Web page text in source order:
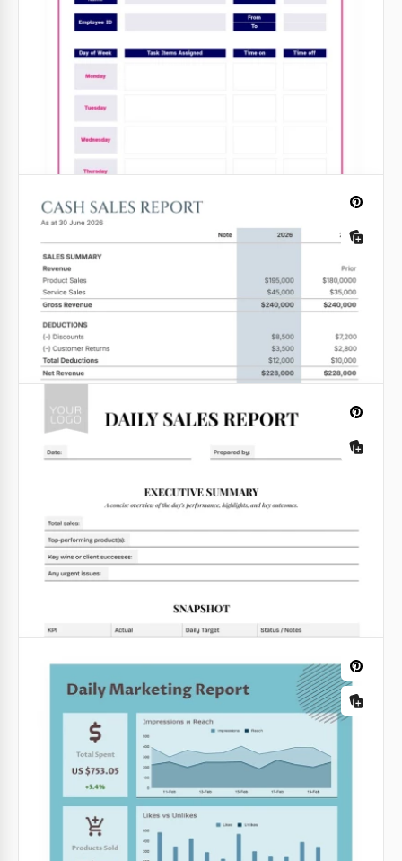
Einfaches Wissenschaftliches
Laborberichtsvorlage
Täglicher Baubericht
Das Erstellen eines täglichen Berichts ist viel Arbeit.
Aber Sie werden es mit mehr Enthusiasmus
machen, wenn Sie unsere Vorlage verwenden.
Google Sheets
Roter und Blauer Tagesbericht
Wenn Sie einen täglichen Bericht einreichen
müssen, ist die Verwendung unserer gut gestalteten
Vorlage der beste Weg, dies zu tun.